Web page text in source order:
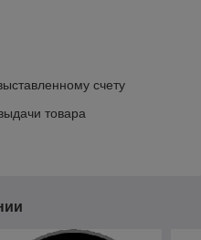
счету
товара